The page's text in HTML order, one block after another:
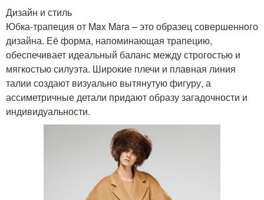
Дизайн и стиль
Юбка-трапеция от Max Mara – это образец совершенного
дизайна. Её форма, напоминающая трапецию,
обеспечивает идеальный баланс между строгостью и
мягкостью силуэта. Широкие плечи и плавная линия
талии создают визуально вытянутую фигуру, а
ассиметричные детали придают образу загадочности и
индивидуальности.